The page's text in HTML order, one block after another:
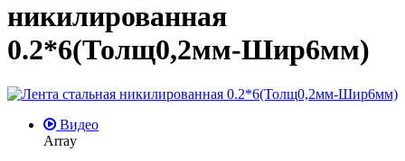
никилированная
0.2*6(Толщ0,2мм-Шир6мм)
Видео
Array